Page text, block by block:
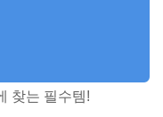
찾는 필수템!